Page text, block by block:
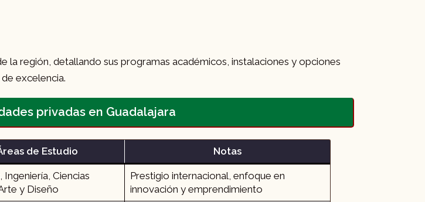
la región, detallando sus programas académicos, instalaciones y opciones
excelencia.
privadas en Guadalajara
de Estudio Notas
Ciencias
y Diseño
Prestigio internacional, enfoque en
innovación y emprendimiento​